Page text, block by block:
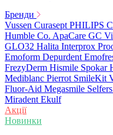
Бренди
Vussen Curasept PHILIPS
Humble Co. ApaCare GC
GLO32 Halita Interprox
Emoform Depurdent
FrezyDerm Hismile Spokar
Mediblanc Pierrot SmileKit
Fluor-Aid Megasmile Selfers
Miradent Ekulf
Акції
Новинки